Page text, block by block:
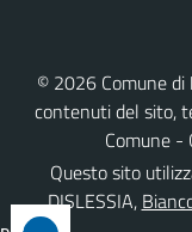
© 2026 Comune di
contenuti del sito,
Comune -
Questo sito
DISLESSIA,